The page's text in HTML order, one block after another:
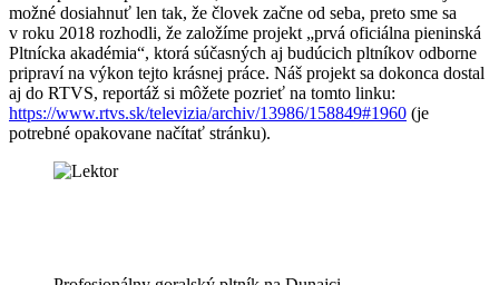
možné dosiahnuť len tak, že človek začne od seba, preto sme sa
v roku 2018 rozhodli, že založíme projekt „prvá oficiálna pieninská
Pltnícka akadémia“, ktorá súčasných aj budúcich pltníkov odborne
pripraví na výkon tejto krásnej práce. Náš projekt sa dokonca dostal
aj do RTVS, reportáž si môžete pozrieť na tomto linku:
https://www.rtvs.sk/televizia/archiv/13986/158849#1960 (je
potrebné opakovane načítať stránku).